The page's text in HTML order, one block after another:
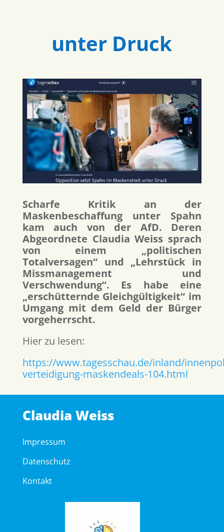
unter Druck
Scharfe Kritik an der
Maskenbeschaffung unter Spahn
kam auch von der AfD. Deren
Abgeordnete Claudia Weiss sprach
von einem „politischen
Totalversagen“ und „Lehrstück in
Missmanagement und
Verschwendung“. Es habe eine
„erschütternde Gleichgültigkeit“ im
Umgang mit dem Geld der Bürger
vorgeherrscht.
Hier zu lesen:
https://www.tagesschau.de/inland/
verteidigung-maskendeals-104.html
Claudia Weiss
Impressum
Datenschutz
Kontakt